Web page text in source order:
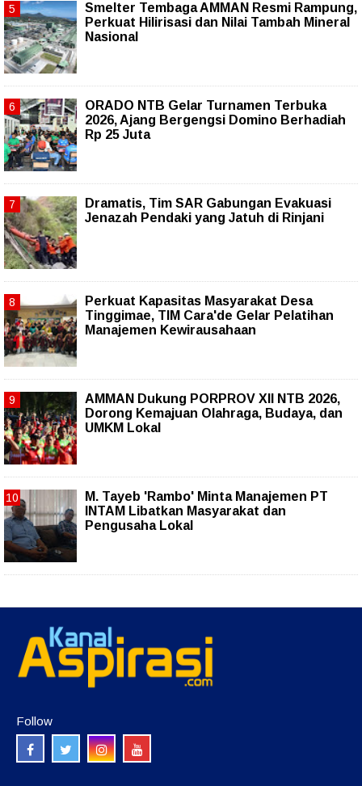
Smelter Tembaga AMMAN Resmi Rampung,
Perkuat Hilirisasi dan Nilai Tambah Mineral
Nasional
ORADO NTB Gelar Turnamen Terbuka
2026, Ajang Bergengsi Domino Berhadiah
Rp 25 Juta
Dramatis, Tim SAR Gabungan Evakuasi
Jenazah Pendaki yang Jatuh di Rinjani
Perkuat Kapasitas Masyarakat Desa
Tinggimae, TIM Cara'de Gelar Pelatihan
Manajemen Kewirausahaan
AMMAN Dukung PORPROV XII NTB 2026,
Dorong Kemajuan Olahraga, Budaya, dan
UMKM Lokal
M. Tayeb 'Rambo' Minta Manajemen PT
INTAM Libatkan Masyarakat dan
Pengusaha Lokal
Follow